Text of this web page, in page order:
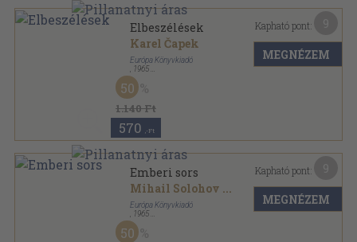
Elbeszélések
Karel Čapek
Európa Könyvkiadó
1965
Vászon
Milliók könyve sorozat
1.140 Ft
50
570 ,-Ft
Kapható pont:
MEGNÉZEM
Emberi sors
Mihail Solohov ...
Európa Könyvkiadó
1965
Vászon
Milliók könyve sorozat
50
Kapható pont:
MEGNÉZEM